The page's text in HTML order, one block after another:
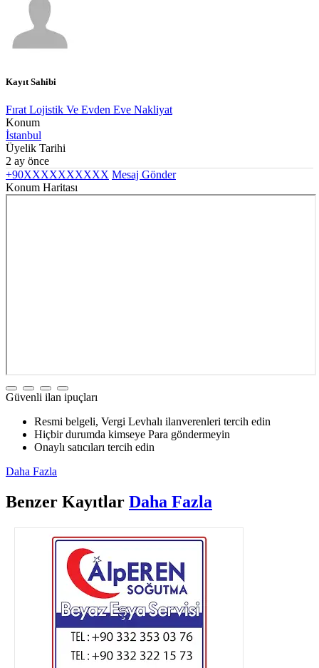
Kayıt Sahibi
Fırat Lojistik Ve Evden Eve Nakliyat
Konum
İstanbul
Üyelik Tarihi
2 ay önce
+90XXXXXXXXXX Mesaj Gönder
Konum Haritası
Güvenli ilan ipuçları
Resmi belgeli, Vergi Levhalı ilanverenleri tercih edin
Hiçbir durumda kimseye Para göndermeyin
Onaylı satıcıları tercih edin
Daha Fazla
Benzer Kayıtlar Daha Fazla